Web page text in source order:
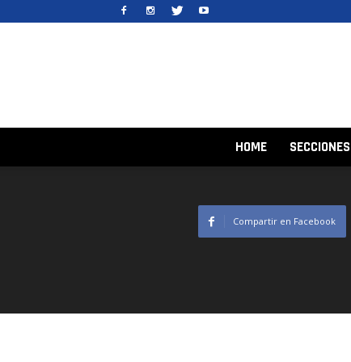
HOME SECCIONES
Compartir en Facebook